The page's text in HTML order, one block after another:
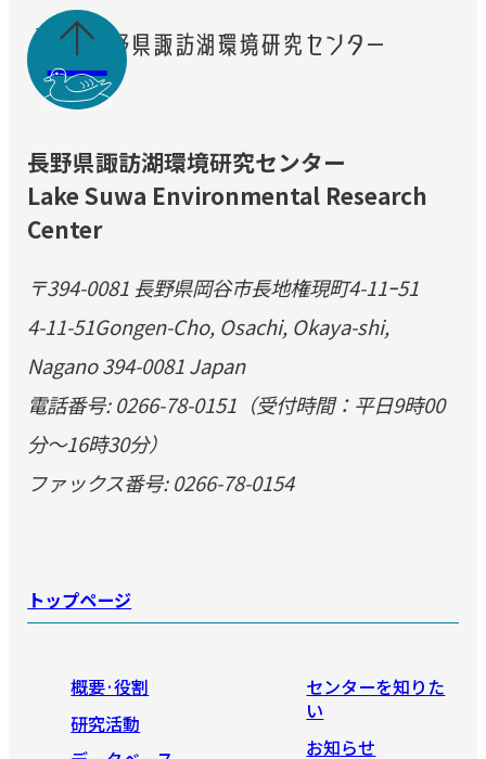

長野県諏訪湖環境研究センター
Lake Suwa Environmental Research
Center
〒394-0081 長野県岡谷市長地権現町4-11ｰ51
4-11-51Gongen-Cho, Osachi, Okaya-shi,
Nagano 394-0081 Japan
電話番号: 0266-78-0151（受付時間：平日9時00
分～16時30分）
ファックス番号: 0266-78-0154
トップページ
概要·役割
研究活動
センターを知りた
い
お知らせ